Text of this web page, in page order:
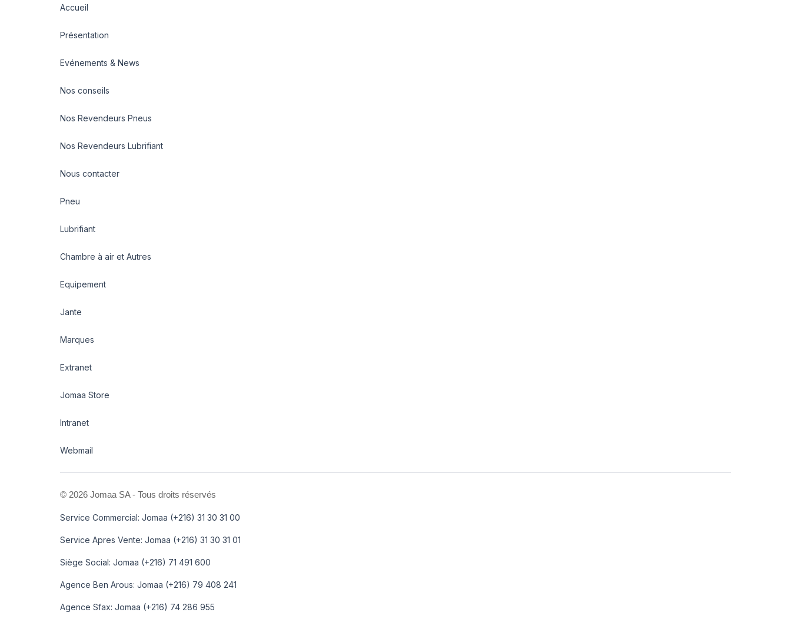
Accueil
Présentation
Evénements & News
Nos conseils
Nos Revendeurs Pneus
Nos Revendeurs Lubrifiant
Nous contacter
Pneu
Lubrifiant
Chambre à air et Autres
Equipement
Jante
Marques
Extranet
Jomaa Store
Intranet
Webmail
© 2026 Jomaa SA - Tous droits réservés
Service Commercial: Jomaa (+216) 31 30 31 00
Service Apres Vente: Jomaa (+216) 31 30 31 01
Siège Social: Jomaa (+216) 71 491 600
Agence Ben Arous: Jomaa (+216) 79 408 241
Agence Sfax: Jomaa (+216) 74 286 955